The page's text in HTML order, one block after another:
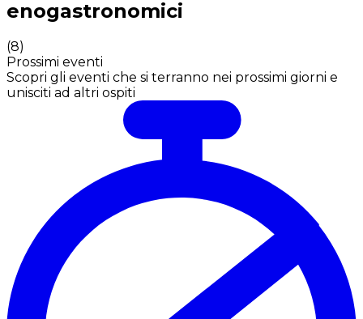
enogastronomici
(8)
Prossimi eventi
Scopri gli eventi che si terranno nei prossimi giorni e
unisciti ad altri ospiti